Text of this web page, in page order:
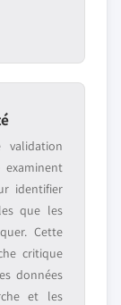
validation
identifier
que les
Cette
critique
données
et les